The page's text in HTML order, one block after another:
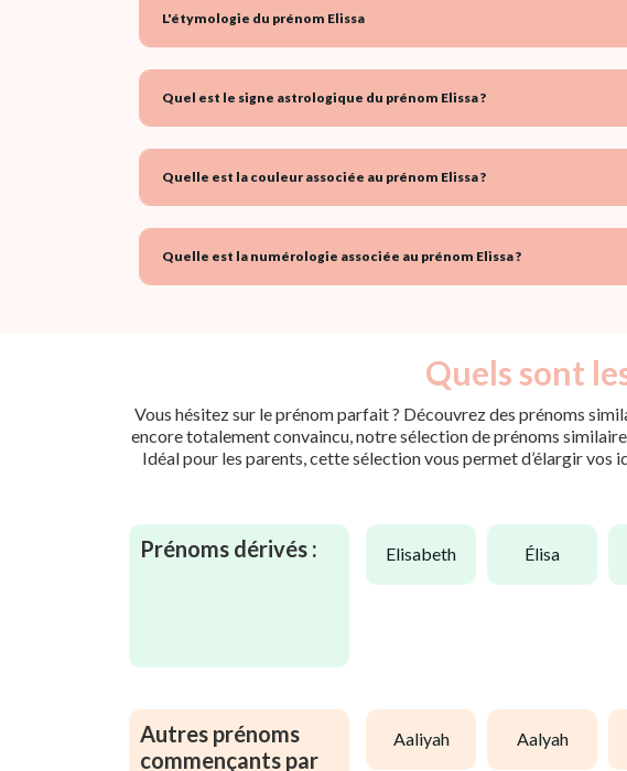
L'étymologie du prénom Elissa
Quel est le signe astrologique du prénom Elissa ?
Quelle est la couleur associée au prénom Elissa ?
Quelle est la numérologie associée au prénom Elissa ?
Quels sont
Vous hésitez sur le prénom parfait ? Découvrez des prénoms
encore totalement convaincu, notre sélection de prénoms
Idéal pour les parents, cette sélection vous permet d’élargir
Prénoms dérivés : elisabeth élisa
Autres prénoms
commençants par
aaliyah aalyah